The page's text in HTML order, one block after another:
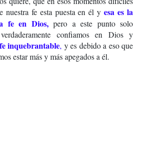
nuestra fe esta puesta en él y esa es la
fe en Dios, pero a este punto solo
confiamos en Dios y
fe inquebrantable, y es debido a eso que
estar más y más apegados a él.